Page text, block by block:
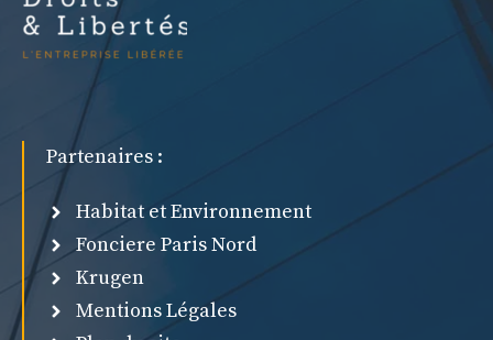
Partenaires :
Habitat et Environnement
Fonciere Paris Nord
Krugen
Mentions Légales